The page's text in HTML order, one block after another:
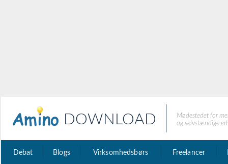
DOWNLOAD
Mødestedet for
og selvstændige
Debat Blogs Virksomhedsbørs Freelancer